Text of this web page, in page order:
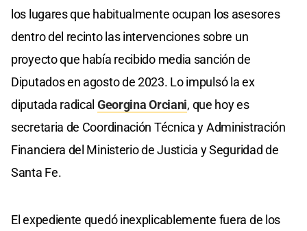
los lugares que habitualmente ocupan los asesores
dentro del recinto las intervenciones sobre un
proyecto que había recibido media sanción de
Diputados en agosto de 2023. Lo impulsó la ex
diputada radical Georgina Orciani, que hoy es
secretaria de Coordinación Técnica y Administración
Financiera del Ministerio de Justicia y Seguridad de
Santa Fe.
El expediente quedó inexplicablemente fuera de los